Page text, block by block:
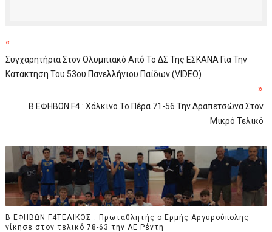
«
Συγχαρητήρια Στον Ολυμπιακό Από Το ΔΣ Της ΕΣΚΑΝΑ Για Την
Κατάκτηση Του 53ου Πανελλήνιου Παίδων (VIDEO)
»
B ΕΦΗΒΩΝ F4 : Χάλκινο Το Πέρα 71-56 Την Δραπετσώνα Στον
Μικρό Τελικό
B ΕΦΗΒΩΝ F4ΤΕΛΙΚΟΣ : Πρωταθλητής ο Ερμής Αργυρούπολης
νίκησε στον τελικό 78-63 την ΑΕ Ρέντη